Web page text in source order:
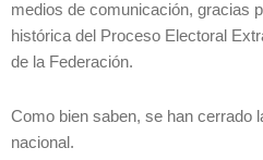
medios de comunicación, gracias
histórica del Proceso Electoral
de la Federación.
Como bien saben, se han cerrado
nacional.